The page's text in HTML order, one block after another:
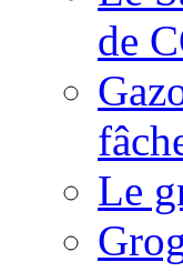
de
Le